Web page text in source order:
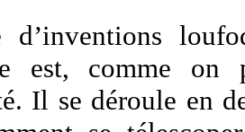
d’inventions
est, comme on
Il se déroule en